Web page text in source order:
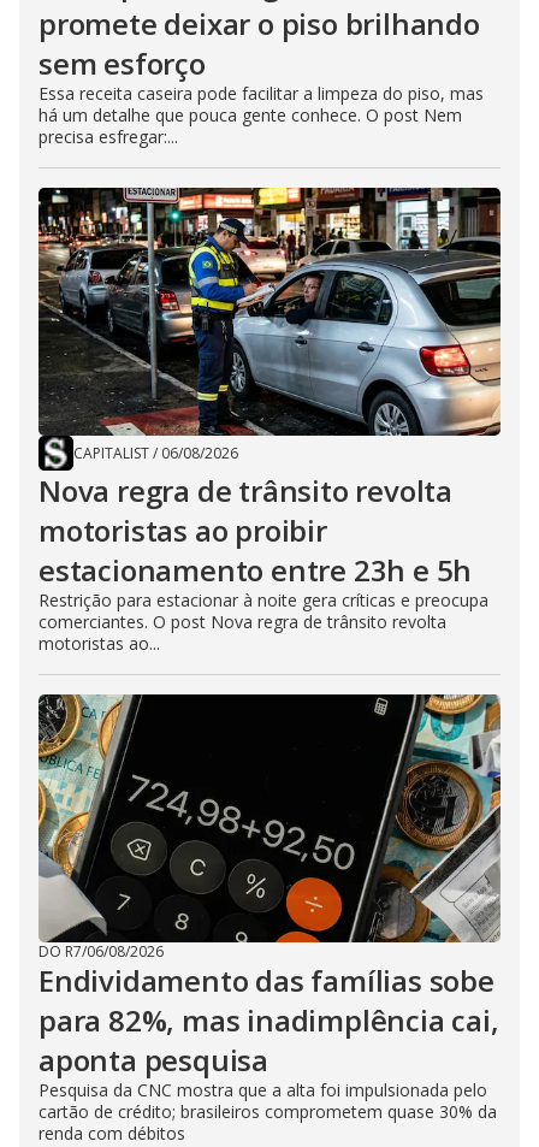
promete deixar o piso brilhando
sem esforço
Essa receita caseira pode facilitar a limpeza do piso, mas
há um detalhe que pouca gente conhece. O post Nem
precisa esfregar:...
CAPITALIST/ 06/08/2026
Nova regra de trânsito revolta
motoristas ao proibir
estacionamento entre 23h e 5h
Restrição para estacionar à noite gera críticas e preocupa
comerciantes. O post Nova regra de trânsito revolta
motoristas ao...
DO R7/06/08/2026
Endividamento das famílias sobe
para 82%, mas inadimplência cai,
aponta pesquisa
Pesquisa da CNC mostra que a alta foi impulsionada pelo
cartão de crédito; brasileiros comprometem quase 30% da
renda com débitos